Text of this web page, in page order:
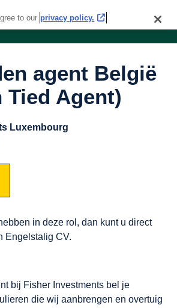
agent België
Tied Agent)
Luxembourg
in deze rol, dan kunt u direct
Engelstalig CV.
bij Fisher Investments bel je
die wij aanbrengen en overtuig
to our privacy policy.